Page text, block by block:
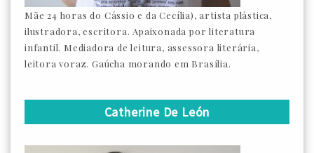
Mãe 24 horas do Cássio e da Cecília), artista plástica,
ilustradora, escritora. Apaixonada por literatura
infantil. Mediadora de leitura, assessora literária,
leitora voraz. Gaúcha morando em Brasília.
Catherine De León